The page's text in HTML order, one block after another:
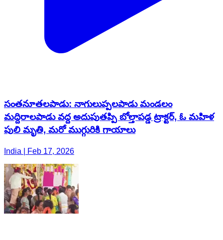
సంతనూతలపాడు: నాగులుప్పలపాడు మండలం
మద్దిరాలపాడు వద్ద అదుపుతప్పి బోల్తాపడ్డ ట్రాక్టర్, ఓ మహిళ
పులి మృతి, మరో ముగ్గురికి గాయాలు
India | Feb 17, 2026